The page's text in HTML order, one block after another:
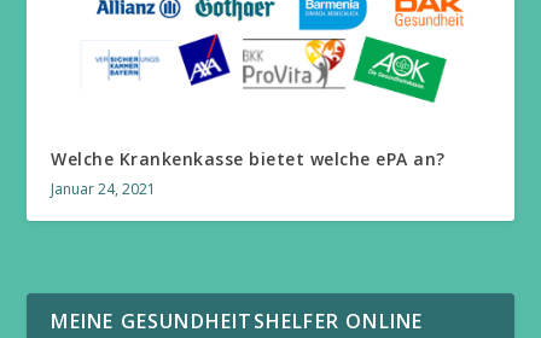
Welche Krankenkasse bietet welche ePA an?
Januar 24, 2021
MEINE GESUNDHEITSHELFER ONLINE